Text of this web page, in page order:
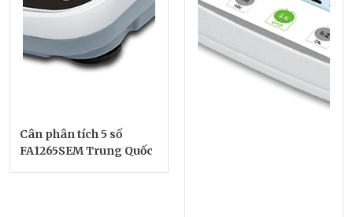
Cân phân tích 5 số
FA1265SEM Trung Quốc